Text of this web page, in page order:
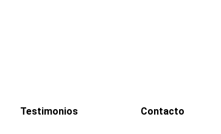
Testimonios Contacto